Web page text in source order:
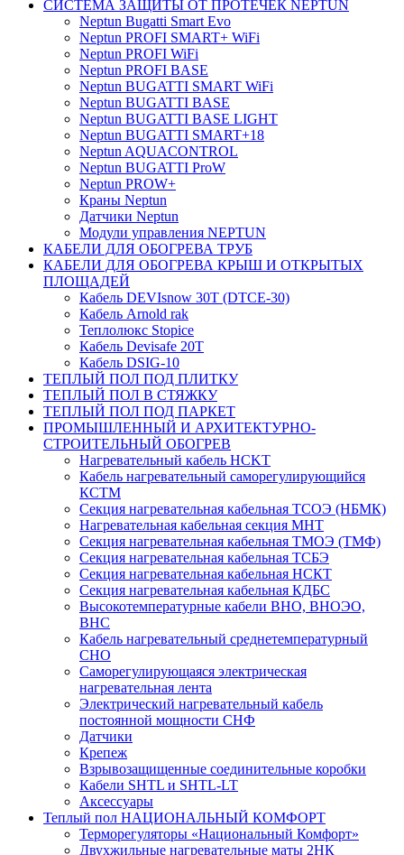
СИСТЕМА ЗАЩИТЫ ОТ ПРОТЕЧЕК NEPTUN
Neptun Bugatti Smart Evo
Neptun PROFI SMART+ WiFi
Neptun PROFI WiFi
Neptun PROFI BASE
Neptun BUGATTI SMART WiFi
Neptun BUGATTI BASE
Neptun BUGATTI BASE LIGHT
Neptun BUGATTI SMART+18
Neptun AQUACONTROL
Neptun BUGATTI ProW
Neptun PROW+
Краны Neptun
Датчики Neptun
Модули управления NEPTUN
КАБЕЛИ ДЛЯ ОБОГРЕВА ТРУБ
КАБЕЛИ ДЛЯ ОБОГРЕВА КРЫШ И ОТКРЫТЫХ
ПЛОЩАДЕЙ
Кабель DEVIsnow 30Т (DTCE-30)
Кабель Arnold rak
Теплолюкс Stopice
Кабель Devisafe 20T
Кабель DSIG-10
ТЕПЛЫЙ ПОЛ ПОД ПЛИТКУ
ТЕПЛЫЙ ПОЛ В СТЯЖКУ
ТЕПЛЫЙ ПОЛ ПОД ПАРКЕТ
ПРОМЫШЛЕННЫЙ И АРХИТЕКТУРНО-
СТРОИТЕЛЬНЫЙ ОБОГРЕВ
Нагревательный кабель НCKТ
Кабель нагревательный саморегулирующийся
КСТМ
Секция нагревательная кабельная ТСОЭ (НБМК)
Нагревательная кабельная секция МНТ
Секция нагревательная кабельная ТМОЭ (ТМФ)
Секция нагревательная кабельная ТСБЭ
Секция нагревательная кабельная НСКТ
Секция нагревательная кабельная КДБС
Высокотемпературные кабели ВНО, ВНОЭО,
ВНС
Кабель нагревательный среднетемпературный
СНО
Саморегулирующаяся электрическая
нагревательная лента
Электрический нагревательный кабель
постоянной мощности СНФ
Датчики
Крепеж
Взрывозащищенные соединительные коробки
Кабели SHTL и SHTL-LT
Аксессуары
Теплый пол НАЦИОНАЛЬНЫЙ КОМФОРТ
Терморегуляторы «Национальный Комфорт»
Двухжильные нагревательные маты 2НК